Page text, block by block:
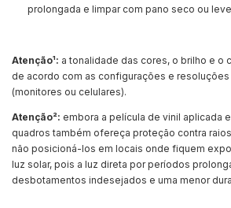
prolongada e limpar com pano seco ou
Atenção¹: a tonalidade das cores, o brilho e o
de acordo com as configurações e
(monitores ou celulares).
Atenção²: embora a película de vinil aplicada
quadros também ofereça proteção contra
não posicioná-los em locais onde fiquem
luz solar, pois a luz direta por períodos
desbotamentos indesejados e uma menor